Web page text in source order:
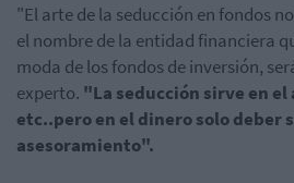
"El arte de la seducción en fondos
el nombre de la entidad financiera
moda de los fondos de inversión,
experto. "La seducción sirve en el
etc..pero en el dinero solo deber
asesoramiento".